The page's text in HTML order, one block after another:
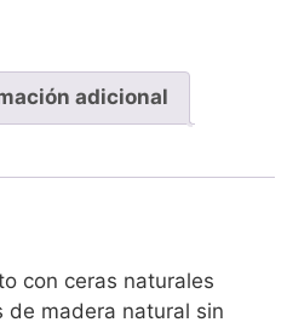
adicional
con ceras naturales
de madera natural sin